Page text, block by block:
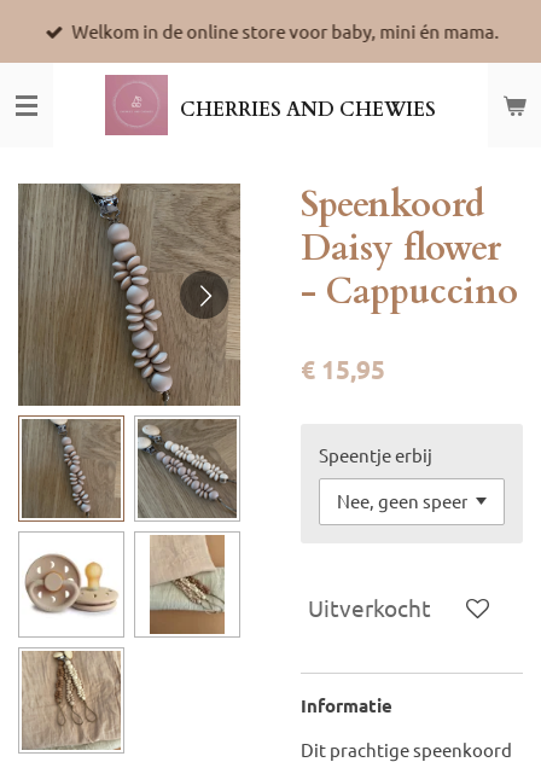
de
CHERRIES AND CHEWIES
Welkom in de online store voor baby, mini én mama.
Speenkoord
Daisy flower
- Cappuccino
€ 15,95
Speentje erbij
Uitverkocht
Informatie
Dit prachtige speenkoord